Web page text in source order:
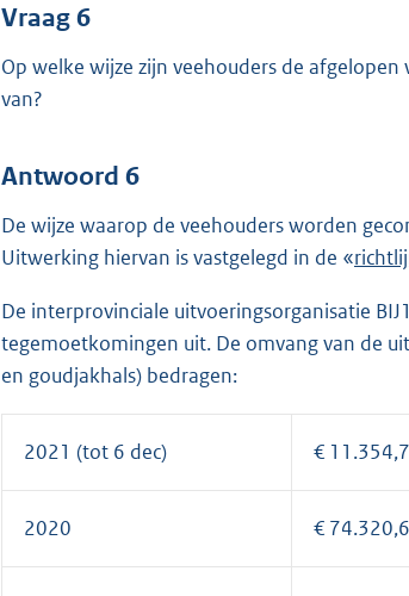
Vraag 6
Op welke wijze zijn veehouders de
van?
Antwoord 6
De wijze waarop de veehouders worden
Uitwerking hiervan is vastgelegd in de «E
t
e
n
e
De interprovinciale uitvoeringsorganisatie
tegemoetkomingen uit. De omvang van de
en goudjakhals) bedragen:
2021 (tot 6 dec) €
2020 €